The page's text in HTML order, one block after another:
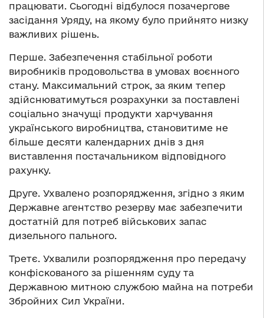
працювати. Сьогодні відбулося позачергове
засідання Уряду, на якому було прийнято низку
важливих рішень.
Перше. Забезпечення стабільної роботи
виробників продовольства в умовах воєнного
стану. Максимальний строк, за яким тепер
здійснюватимуться розрахунки за поставлені
соціально значущі продукти харчування
українського виробництва, становитиме не
більше десяти календарних днів з дня
виставлення постачальником відповідного
рахунку.
Друге. Ухвалено розпорядження, згідно з яким
Державне агентство резерву має забезпечити
достатній для потреб військових запас
дизельного пального.
Третє. Ухвалили розпорядження про передачу
конфіскованого за рішенням суду та
Державною митною службою майна на потреби
Збройних Сил України.